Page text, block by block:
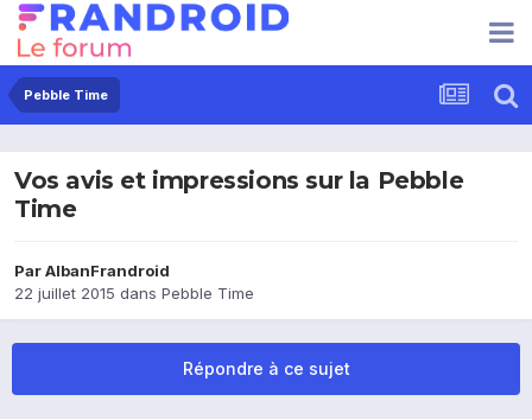
Pebble Time
Vos avis et impressions sur la Pebble
Time
ParAlbanFrandroid
22 juillet 2015 dans Pebble Time
Répondre à ce sujet